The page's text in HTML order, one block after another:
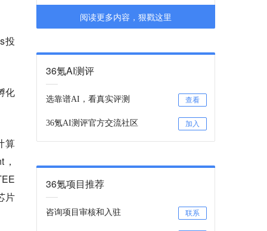
投
化
算
片
阅读更多内容，狠戳这里
36氪AI测评
选靠谱AI，看真实评测 查看
36氪AI测评官方交流社区 加入
36氪项目推荐
咨询项目审核和入驻 联系